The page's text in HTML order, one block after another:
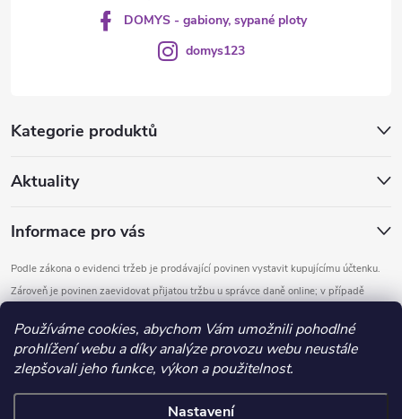
Používáme cookies, abychom Vám umožnili pohodlné
prohlížení webu a díky analýze provozu webu neustále
zlepšovali jeho funkce, výkon a použitelnost.
Nastavení
Kategorie produktů
Aktuality
Informace pro vás
Podle zákona o evidenci tržeb je prodávající povinen vystavit kupujícímu účtenku.
Zároveň je povinen zaevidovat přijatou tržbu u správce daně online; v případě
DOMYS - gabiony, sypané ploty
domys123
Copyright 2026DOMYS. Všechna práva vyhrazena.